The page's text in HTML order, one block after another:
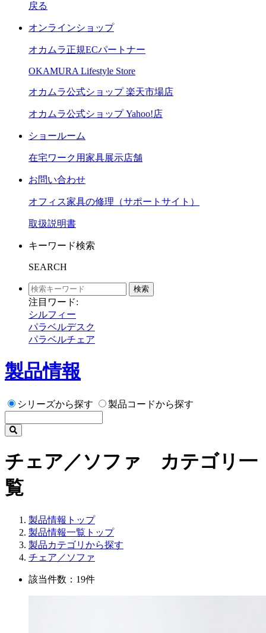
戻る
オンラインショップ
オカムラ正規ECパートナー
OKAMURA Lifestyle Store
オカムラ公式ショップ 楽天市場店
オカムラ公式ショップ Yahoo!店
ショールーム
在宅ワーク用家具展示店舗
お問い合わせ
オフィス家具の修理（サポートサイト）
取扱説明書
キーワード検索
SEARCH
検索
注目ワード:
シルフィー
パラベルデスク
パラベルチェア
製品情報
シリーズから探す 製品コードから探す
チェア／ソファ カテゴリ一
覧
製品情報トップ
製品情報一覧トップ
製品カテゴリから探す
チェア／ソファ
該当件数：19件